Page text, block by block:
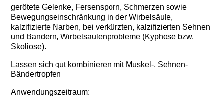
gerötete Gelenke, Fersensporn, Schmerzen sowie
Bewegungseinschränkung in der Wirbelsäule,
kalzifizierte Narben, bei verkürzten, kalzifizierten Sehnen
und Bändern, Wirbelsäulenprobleme (Kyphose bzw.
Skoliose).
Lassen sich gut kombinieren mit Muskel-, Sehnen-
Bändertropfen
Anwendungszeitraum: